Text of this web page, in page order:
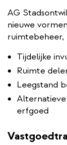
AG
nieuwe
ruimtebeheer,
Tijdelijke
Ruimte
Leegstand
erfgoed